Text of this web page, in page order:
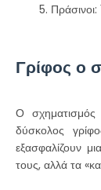
Πράσινοι:
Γρίφος ο
Ο σχηματισμός
δύσκολος
εξασφαλίζουν
τους, αλλά τα